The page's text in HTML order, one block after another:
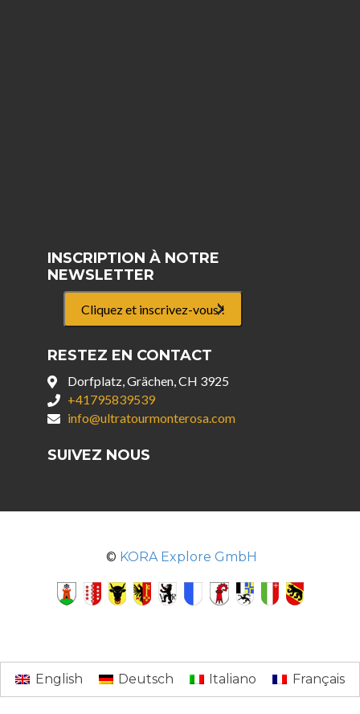
INSCRIPTION À NOTRE
NEWSLETTER
Cliquez et inscrivez-vous !
RESTEZ EN CONTACT
Dorfplatz, Grächen, CH 3925
+41795839539
info@ultratourmonterosa.com
SUIVEZ NOUS
© KORA Explore GmbH
English Deutsch Italiano Français